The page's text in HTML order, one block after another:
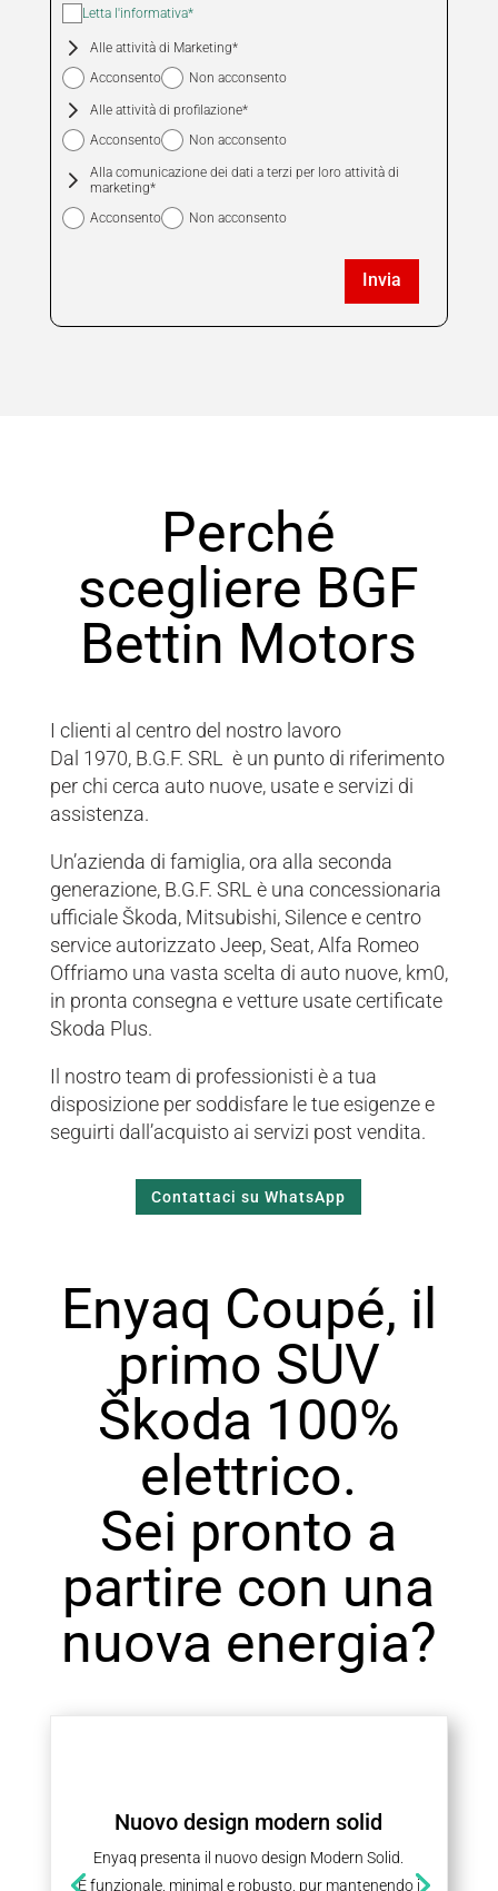
preferenza
Letta l'informativa*
Alle attività di Marketing*
Acconsento
Non acconsento
Alle attività di profilazione*
Acconsento
Non acconsento
Alla comunicazione dei dati a terzi per loro attività di
marketing*
Acconsento
Non acconsento
Invia
Perché
scegliere BGF
Bettin Motors
I clienti al centro del nostro lavoro
Dal 1970, B.G.F. SRL è un punto di riferimento
per chi cerca auto nuove, usate e servizi di
assistenza.
Un’azienda di famiglia, ora alla seconda
generazione, B.G.F. SRL è una concessionaria
ufficiale Škoda, Mitsubishi, Silence e centro
service autorizzato Jeep, Seat, Alfa Romeo
Offriamo una vasta scelta di auto nuove, km0,
in pronta consegna e vetture usate certificate
Skoda Plus.
Il nostro team di professionisti è a tua
disposizione per soddisfare le tue esigenze e
seguirti dall’acquisto ai servizi post vendita.
Contattaci su WhatsApp
Enyaq Coupé, il
primo SUV
Škoda 100%
elettrico.
Sei pronto a
partire con una
nuova energia?
Nuovo design modern solid
Enyaq presenta il nuovo design Modern Solid.
È funzionale, minimal e robusto, pur mantenendo i